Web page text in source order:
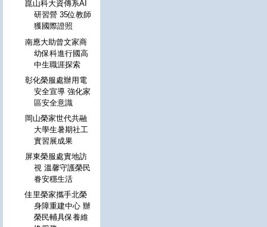
崑山科大資傳系AI
研習營 35位教師
獲國際證照
南應大助曾文家商
幼保科進行國高
中生職涯探索
彰化榮服處辦用電
安全宣導 強化家
區安全意識
岡山榮家世代共融
大學生暑期社工
實習展成果
屏東榮服處實地訪
視 溫馨守護榮民
眷安穩生活
佳里榮家攜手北榮
身障重建中心 辦
榮民輔具保養維